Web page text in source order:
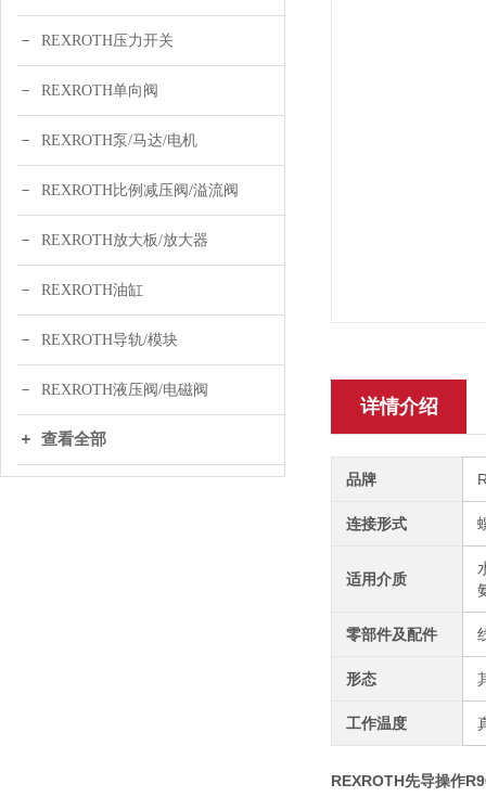
REXROTH压力开关
REXROTH单向阀
REXROTH泵/马达/电机
REXROTH比例减压阀/溢流阀
REXROTH放大板/放大器
REXROTH油缸
REXROTH导轨/模块
REXROTH液压阀/电磁阀
查看全部
详情介绍
品牌
连接形式
适用介质
零部件及配件
形态
工作温度
REXROTH先导操作